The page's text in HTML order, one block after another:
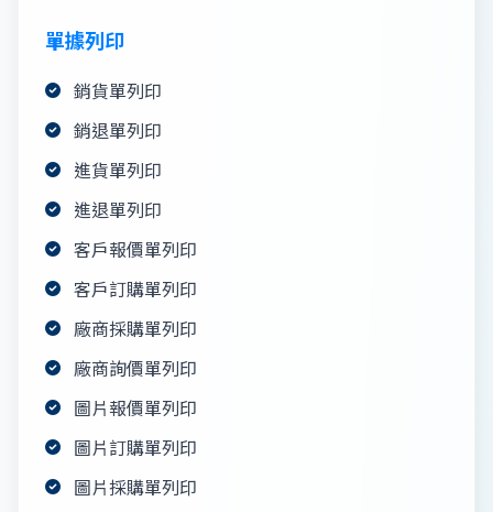
單據列印
銷貨單列印
銷退單列印
進貨單列印
進退單列印
客戶報價單列印
客戶訂購單列印
廠商採購單列印
廠商詢價單列印
圖片報價單列印
圖片訂購單列印
圖片採購單列印